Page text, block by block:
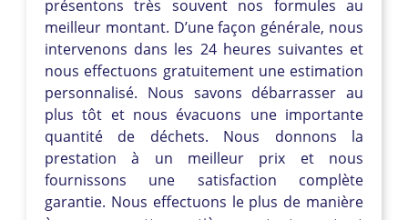
présentons très souvent nos formules au
meilleur montant. D’une façon générale, nous
intervenons dans les 24 heures suivantes et
nous effectuons gratuitement une estimation
personnalisé. Nous savons débarrasser au
plus tôt et nous évacuons une importante
quantité de déchets. Nous donnons la
prestation à un meilleur prix et nous
fournissons une satisfaction complète
garantie. Nous effectuons le plus de manière